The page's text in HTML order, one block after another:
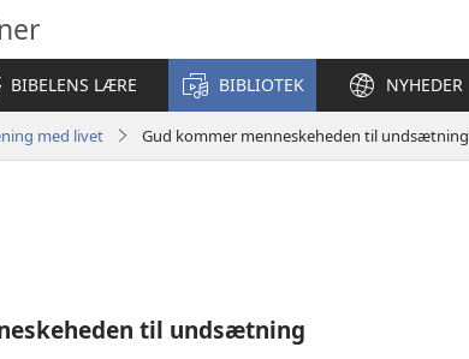
BIBELENS LÆRE BIBLIOTEK NYHEDER
med livet Gud kommer menneskeheden til undsætning
til undsætning